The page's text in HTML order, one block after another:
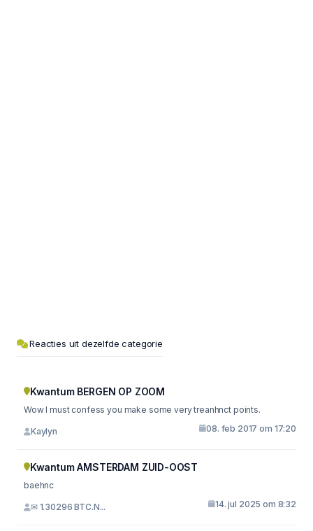
Reacties uit dezelfde categorie
Kwantum BERGEN OP ZOOM
Wow I must confess you make some very treanhnct points.
Kaylyn 08. feb 2017 om 17:20
Kwantum AMSTERDAM ZUID-OOST
baehnc
✉ 1.30296 BTC.N... 14. jul 2025 om 8:32